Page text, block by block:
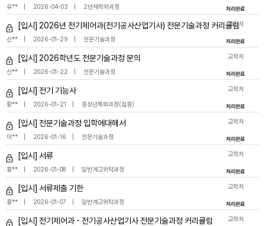
유** 2026-04-03 2년제학위과정 처리완료
[입시] 2026년 전기제어과(전기공사산업기사) 전문기술과정 커리큘럼
신** 2026-01-29 전문기술과정
교학처
처리완료
[입시] 2026학년도 전문기술과정 문의
신** 2026-01-22 전문기술과정
교학처
처리완료
[입시] 전기 기능사
황** 2026-01-21 중장년특화과정(집중)
교학처
처리완료
[입시] 전문기술과정 입학에대해서
이** 2026-01-16 전문기술과정
교학처
처리완료
[입시] 서류
홍** 2026-01-08 일반계고위탁과정
교학처
처리완료
[입시] 서류제출 기한
홍** 2026-01-07 일반계고위탁과정
교학처
처리완료
[입시] 전기제어과 - 전기공사산업기사 전문기술과정 커리큘럼 교학처